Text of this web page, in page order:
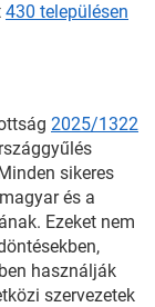
430 településen
2025/1322
sikeres
és a
Ezeket nem
használják
szervezetek